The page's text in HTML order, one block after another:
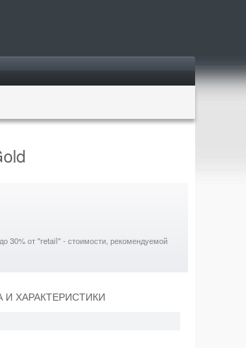
30% от "retail" - стоимости, рекомендуемой
И ХАРАКТЕРИСТИКИ